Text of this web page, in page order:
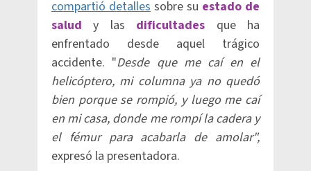
compartió detalles sobre su estado de
saludy las dificultades que ha
enfrentado desde aquel trágico
accidente. "Desde que me caí en el
helicóptero, mi columna ya no quedó
bien porque se rompió, y luego me caí
en mi casa, donde me rompí la cadera y
el fémur para acabarla de amolar",
expresó la presentadora.